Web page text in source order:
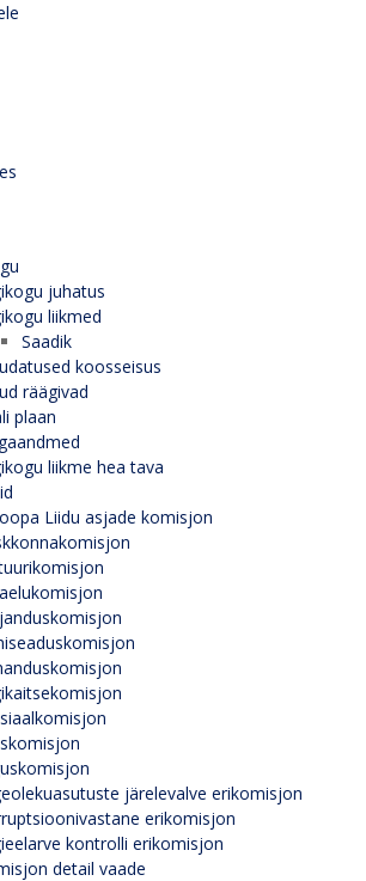
juhatus
liikmed
Saadik
koosseisus
räägivad
plaan
liikme hea tava
Liidu asjade komisjon
järelevalve erikomisjon
erikomisjon
kontrolli erikomisjon
detail vaade